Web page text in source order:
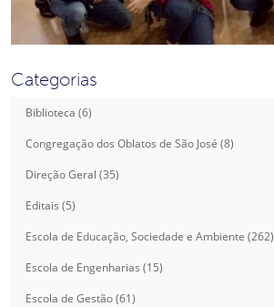
Categorias
Biblioteca (6)
Congregação dos Oblatos de São José (8)
Direção Geral (35)
Editais (5)
Escola de Educação, Sociedade e Ambiente (262)
Escola de Engenharias (15)
Escola de Gestão (61)